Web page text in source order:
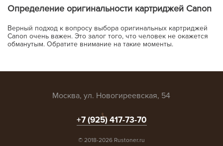
Определение оригинальности картриджей Canon
Верный подход к вопросу выбора оригинальных картриджей
Canon очень важен. Это залог того, что человек не окажется
обманутым. Обратите внимание на такие моменты.
Москва, ул. Новогиреевская, 54
+7 (925) 417-73-70
© 2018-2026 Rustoner.ru